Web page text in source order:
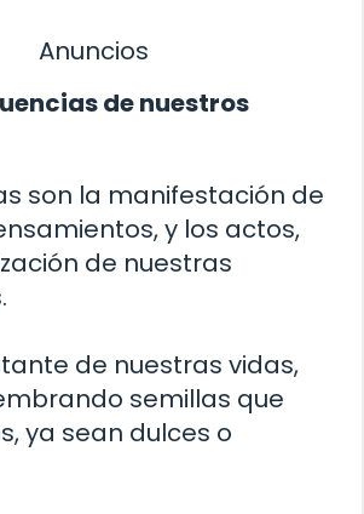
Anuncios
de nuestros
son la manifestación de
y los actos,
de nuestras
de nuestras vidas,
semillas que
ya sean dulces o